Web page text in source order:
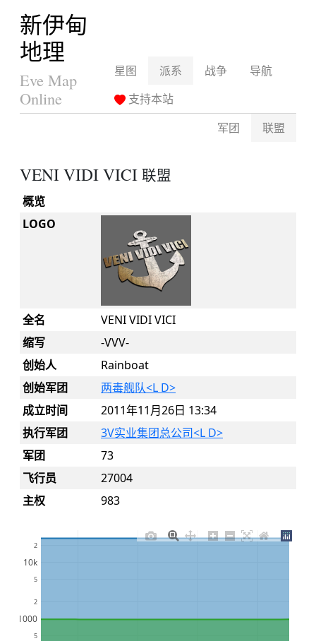
新伊甸
地理
Eve Map
Online
星图 派系 战争
导航
支持本站
联盟
军团
VENI VIDI VICI 联盟
概览
LOGO
全名
VENI VIDI VICI
缩写
-VVV-
创始人
Rainboat
创始军团
两毒舰队<L D>
成立时间
2011年11月26日 13:34
执行军团
3V实业集团总公司<L D>
军团
73
飞行员
27004
主权
983
5
1000
2
5
10k
2